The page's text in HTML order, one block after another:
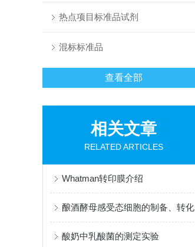
热点项目标准品试剂
混标标准品
查看全部
相关文章
RELATED ARTICLES
Whatman转印膜介绍
酿酒酵母感受态细胞的制备、转化
酸奶中乳酸菌的测定实验